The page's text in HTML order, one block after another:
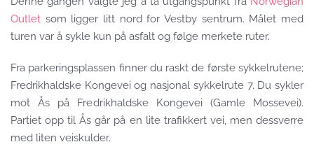
Outlet som ligger litt nord for Vestby sentrum. Målet med
turen var å sykle kun på asfalt og følge merkete ruter.
Fra parkeringsplassen finner du raskt de første sykkelrutene;
Fredrikhaldske Kongevei og nasjonal sykkelrute 7. Du sykler
mot Ås på Fredrikhaldske Kongevei (Gamle Mossevei).
Partiet opp til Ås går på en lite trafikkert vei, men dessverre
med liten veiskulder.